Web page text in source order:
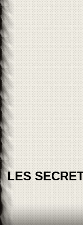
LES